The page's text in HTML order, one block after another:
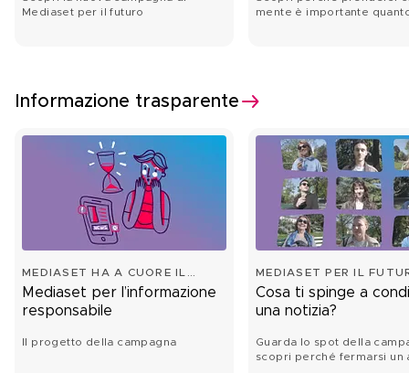
Mediaset per il futuro
mente è importante
Informazione trasparente
MEDIASET HA A CUORE IL
FUTURO
Mediaset per l’informazione
responsabile
Il progetto della campagna
MEDIASET PER IL
Cosa ti spinge a
una notizia?
Guarda lo spot della
scopri perché fermarsi un